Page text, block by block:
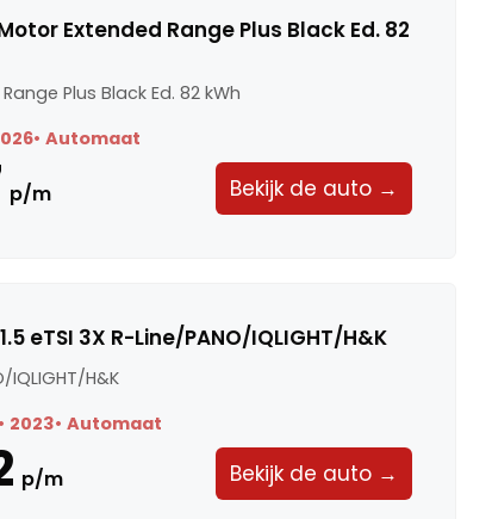
Extended Range Plus Black Ed. 82
Plus Black Ed. 82 kWh
Automaat
p/m Bekijk de auto →
eTSI 3X R-Line/PANO/IQLIGHT/H&K
IQLIGHT/H&K
2023 Automaat
p/m Bekijk de auto →